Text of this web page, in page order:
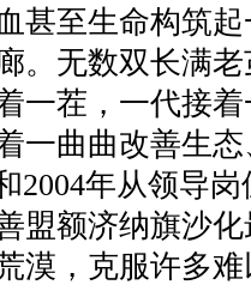
甚至生命构筑
。无数双长满
一茬，一代接
一曲曲改善生
2004年从领导
盟额济纳旗沙
漠，克服许多